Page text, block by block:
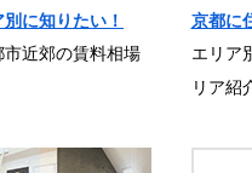
に知りたい！
近郊の賃料相場
京都に
エリア
リア紹